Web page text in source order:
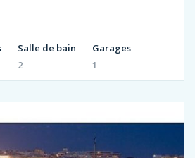
Salle de bain
2
Garages
1